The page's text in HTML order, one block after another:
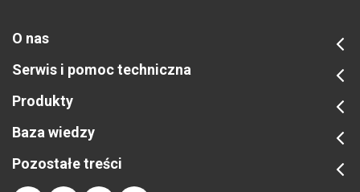
Minimal Media
Thickness
Paper Thickness
O nas
Serwis i pomoc techniczna
Produkty
Baza wiedzy
Pozostałe treści